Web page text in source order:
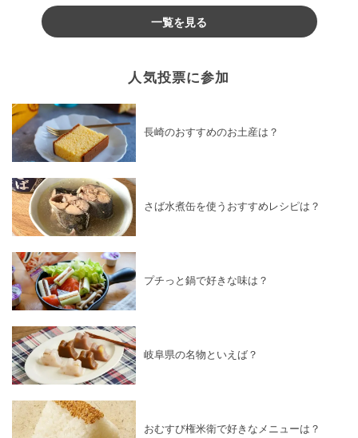
一覧を見る
人気投票に参加
長崎のおすすめのお土産は？
さば水煮缶を使うおすすめレシピは？
プチっと鍋で好きな味は？
岐阜県の名物といえば？
おむすび権米衛で好きなメニューは？